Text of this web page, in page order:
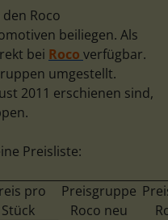
Roco
beiliegen. Als
bei Roco verfügbar.
umgestellt.
2011 erschienen sind,
Preisliste:
pro
Stück
Preisgruppe
Roco neu